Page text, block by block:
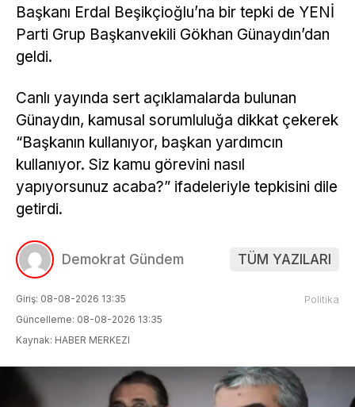
Başkanı Erdal Beşikçioğlu’na bir tepki de YENİ
Parti Grup Başkanvekili Gökhan Günaydın’dan
geldi.
Canlı yayında sert açıklamalarda bulunan
Günaydın, kamusal sorumluluğa dikkat çekerek
“Başkanın kullanıyor, başkan yardımcın
kullanıyor. Siz kamu görevini nasıl
yapıyorsunuz acaba?” ifadeleriyle tepkisini dile
getirdi.
Demokrat Gündem TÜM YAZILARI
Giriş: 08-08-2026 13:35
Güncelleme: 08-08-2026 13:35
Kaynak: HABER MERKEZI
Politika